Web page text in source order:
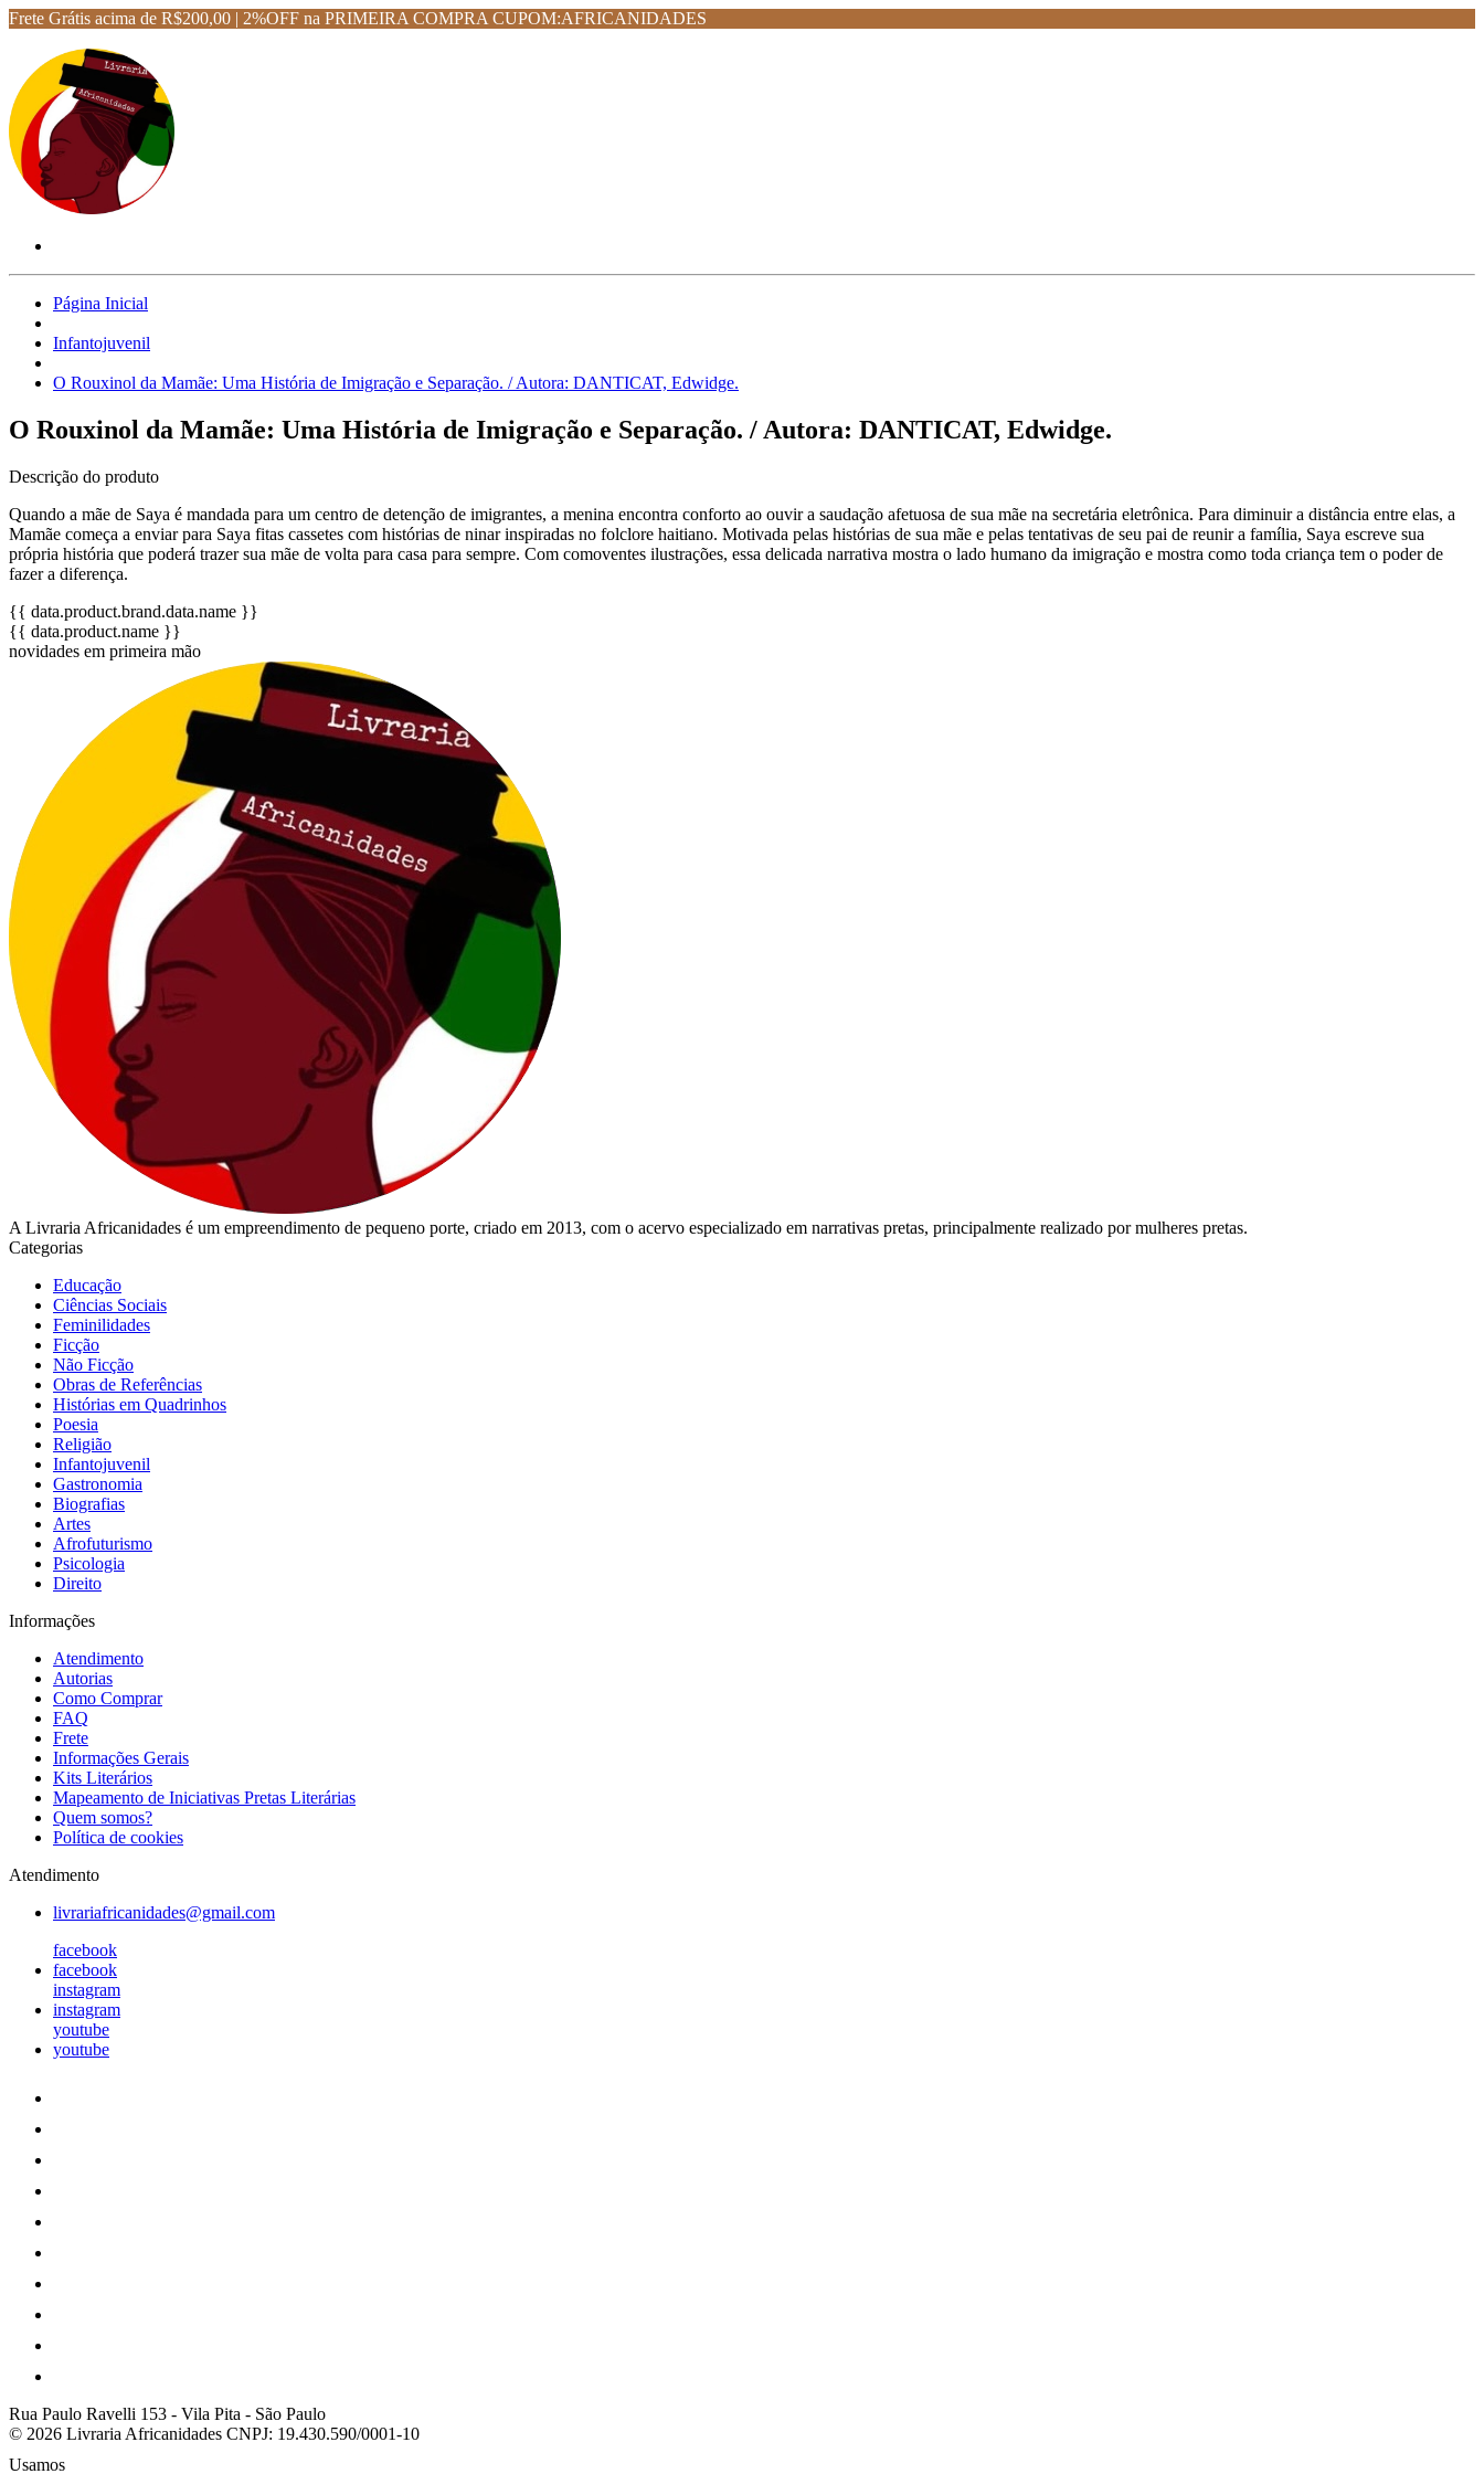
Frete Grátis acima de R$200,00 | 2%OFF na PRIMEIRA COMPRA CUPOM:AFRICANIDADES
Página Inicial
Infantojuvenil
O Rouxinol da Mamãe: Uma História de Imigração e Separação. / Autora: DANTICAT, Edwidge.
O Rouxinol da Mamãe: Uma História de Imigração e Separação. / Autora: DANTICAT, Edwidge.
Descrição do produto
Quando a mãe de Saya é mandada para um centro de detenção de imigrantes, a menina encontra conforto ao ouvir a saudação afetuosa de sua mãe na secretária eletrônica. Para diminuir a distância entre elas, a
Mamãe começa a enviar para Saya fitas cassetes com histórias de ninar inspiradas no folclore haitiano. Motivada pelas histórias de sua mãe e pelas tentativas de seu pai de reunir a família, Saya escreve sua
própria história que poderá trazer sua mãe de volta para casa para sempre. Com comoventes ilustrações, essa delicada narrativa mostra o lado humano da imigração e mostra como toda criança tem o poder de
fazer a diferença.
{{ data.product.brand.data.name }}
{{ data.product.name }}
novidades em primeira mão
A Livraria Africanidades é um empreendimento de pequeno porte, criado em 2013, com o acervo especializado em narrativas pretas, principalmente realizado por mulheres pretas.
Categorias
Educação
Ciências Sociais
Feminilidades
Ficção
Não Ficção
Obras de Referências
Histórias em Quadrinhos
Poesia
Religião
Infantojuvenil
Gastronomia
Biografias
Artes
Afrofuturismo
Psicologia
Direito
Informações
Atendimento
Autorias
Como Comprar
FAQ
Frete
Informações Gerais
Kits Literários
Mapeamento de Iniciativas Pretas Literárias
Quem somos?
Política de cookies
Atendimento
livrariafricanidades@gmail.com
facebook
facebook
instagram
instagram
youtube
youtube
Rua Paulo Ravelli 153 - Vila Pita - São Paulo
© 2026 Livraria Africanidades CNPJ: 19.430.590/0001-10
Usamos